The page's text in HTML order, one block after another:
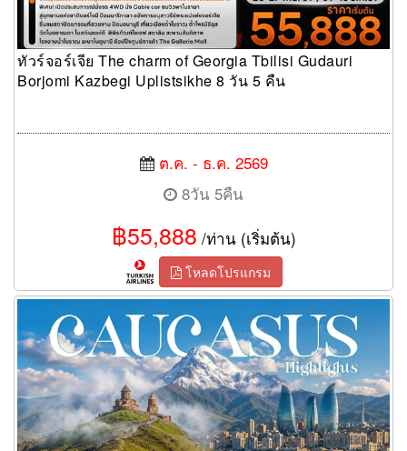
ทัวร์จอร์เจีย The charm of Georgia Tbilisi Gudauri
Borjomi Kazbegi Uplistsikhe 8 วัน 5 คืน
ต.ค. - ธ.ค. 2569
8วัน 5คืน
฿55,888 /ท่าน (เริ่มต้น)
โหลดโปรแกรม
ทัวร์จอร์เจีย อาร์เมเนีย อาเซอร์ไบจาน 11 วัน 8 คืน